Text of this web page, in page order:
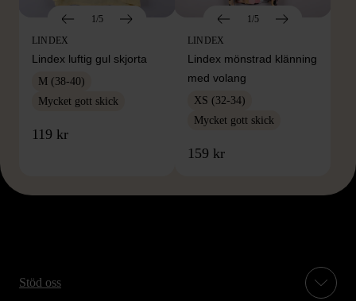
1/5
LINDEX
Lindex luftig gul skjorta
M (38-40)
Mycket gott skick
119 kr
1/5
LINDEX
Lindex mönstrad klänning
med volang
XS (32-34)
Mycket gott skick
159 kr
Stöd oss